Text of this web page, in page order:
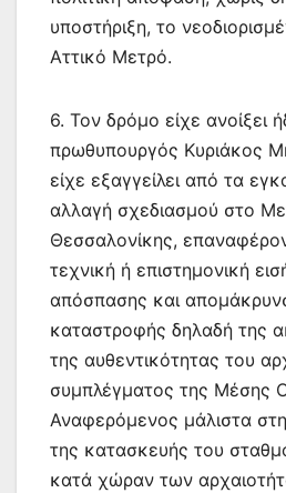
υποστήριξη, το
Αττικό Μετρό.
6. Τον δρόμο είχε ανοίξει
πρωθυπουργός Κυριάκος
είχε εξαγγείλει από τα
αλλαγή σχεδιασμού στο
Θεσσαλονίκης,
τεχνική ή επιστημονική
απόσπασης και
καταστροφής δηλαδή της
της αυθεντικότητας του
συμπλέγματος της Μέσης
Αναφερόμενος μάλιστα
της κατασκευής του
κατά χώραν των